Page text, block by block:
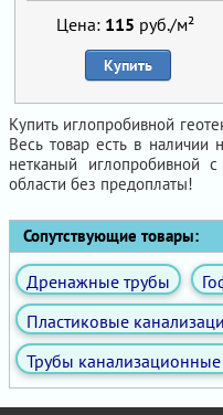
Цена: 115 руб./м²
Купить
Купить иглопробивной
Весь товар есть в наличии
нетканый иглопробивной
области без предоплаты!
Сопутствующие товары:
Дренажные трубы
Пластиковые
Трубы